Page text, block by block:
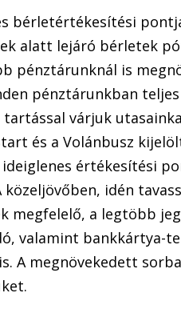
bérletértékesítési
alatt lejáró bérletek
pénztárunknál is
pénztárunkban
várjuk
és a Volánbusz
értékesítési
idén
megfelelő, a legtöbb
valamint bankkártya-
A megnövekedett